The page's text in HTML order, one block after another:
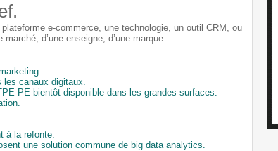
e-commerce, une technologie, un outil CRM, ou
d’une enseigne, d’une marque.
les canaux digitaux.
PE bientôt disponible dans les grandes surfaces.
à la refonte.
une solution commune de big data analytics.